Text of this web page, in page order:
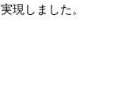
現しました。